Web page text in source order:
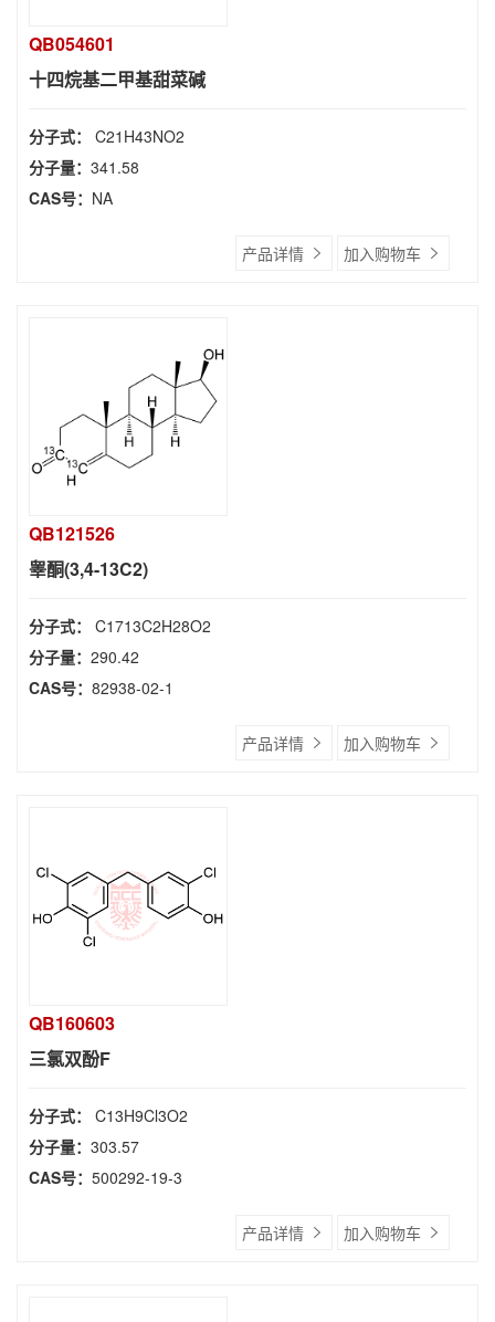
QB054601
十四烷基二甲基甜菜碱
分子式： C21H43NO2
分子量： 341.58
CAS号： NA
产品详情 加入购物车
QB121526
睾酮(3,4-13C2)
分子式： C1713C2H28O2
分子量： 290.42
CAS号： 82938-02-1
产品详情 加入购物车
QB160603
三氯双酚F
分子式： C13H9Cl3O2
分子量： 303.57
CAS号： 500292-19-3
产品详情 加入购物车